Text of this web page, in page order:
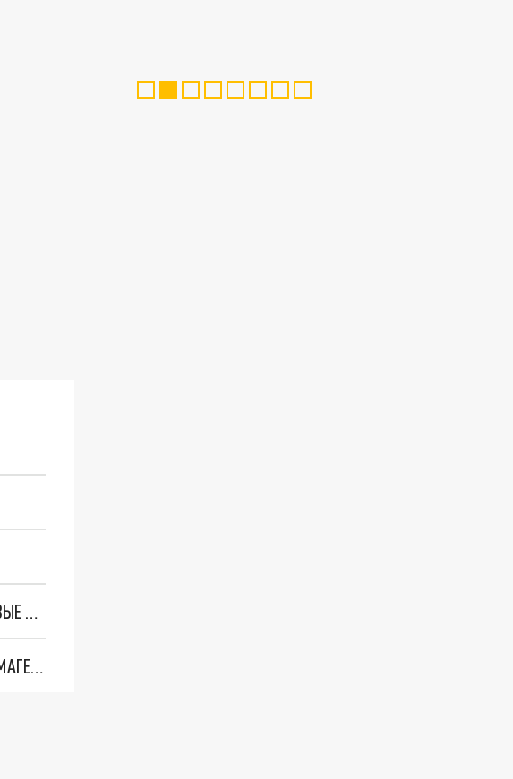
"ОЧЕНЬ ПЛОХИЕ НОВОСТИ": БОЛЬШАЯ ОШИБКА PALANTIR В РОССИИ. СТРАНЫ НАТО ВПЕРВЫЕ ЗА СВО ОСТАНОВИЛИ ПОСТАВКИ ОРУЖИЯ. ВСУ ТЕРЯЮТ ПРИГРАНИЧЬЕ?
ТРИ ГЛАВНЫХ ИНСАЙДА ОБ СВО. ОТМЕНА МОБИЛИЗАЦИИ И ВОЗВРАЩЕНИЕ "ГЕНЕРАЛА АРМАГЕДДОНА"? ОТЛИЧНЫЕ НОВОСТИ, КОТОРЫЕ ЖДАЛИ ВСЕ